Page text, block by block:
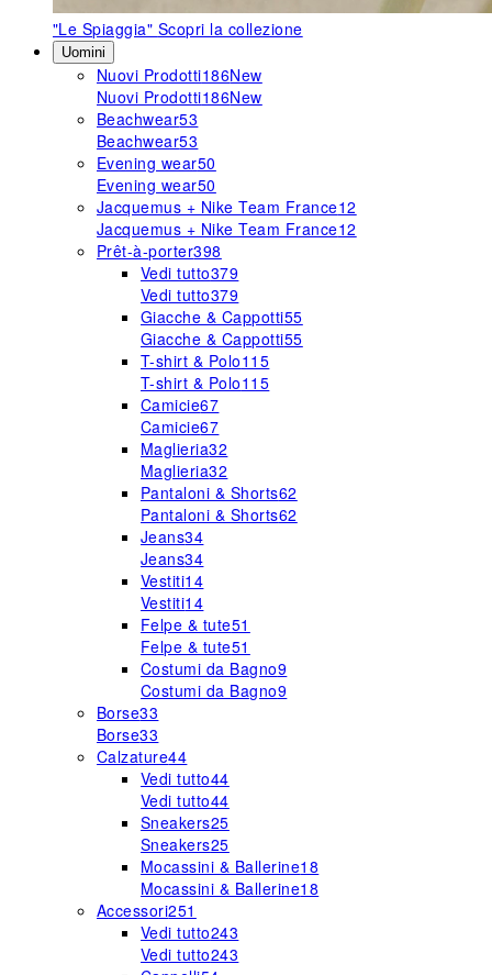
"Le Spiaggia" Scopri la collezione
Uomini
Nuovi Prodotti186New
Nuovi Prodotti186New
Beachwear53
Beachwear53
Evening wear50
Evening wear50
Jacquemus + Nike Team France12
Jacquemus + Nike Team France12
Prêt-à-porter398
Vedi tutto379
Vedi tutto379
Giacche & Cappotti55
Giacche & Cappotti55
T-shirt & Polo115
T-shirt & Polo115
Camicie67
Camicie67
Maglieria32
Maglieria32
Pantaloni & Shorts62
Pantaloni & Shorts62
Jeans34
Jeans34
Vestiti14
Vestiti14
Felpe & tute51
Felpe & tute51
Costumi da Bagno9
Costumi da Bagno9
Borse33
Borse33
Calzature44
Vedi tutto44
Vedi tutto44
Sneakers25
Sneakers25
Mocassini & Ballerine18
Mocassini & Ballerine18
Accessori251
Vedi tutto243
Vedi tutto243